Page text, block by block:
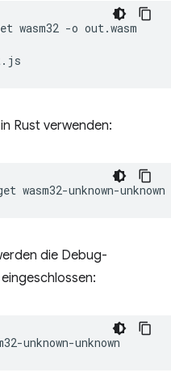
wasm32 -o out.wasm
Rust verwenden:
wasm32-unknown-unknown
die Debug-